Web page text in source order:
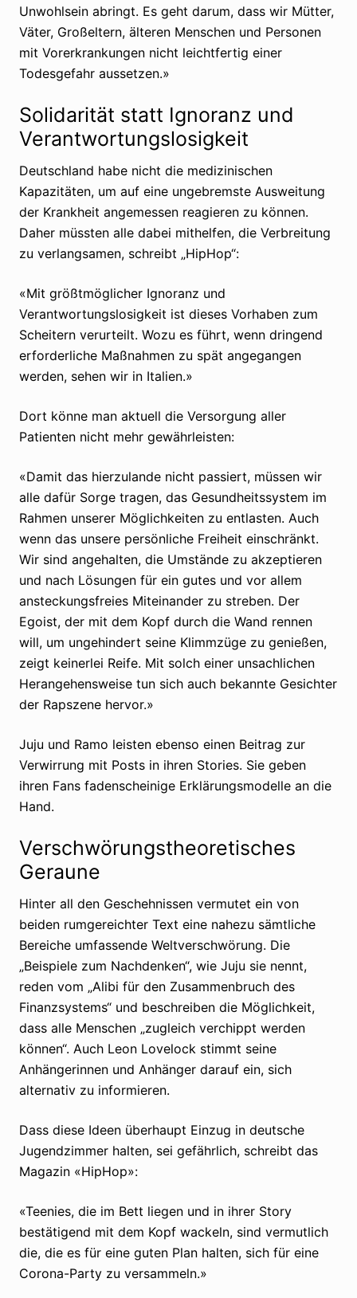
Unwohlsein abringt. Es geht darum, dass wir Mütter,
Väter, Großeltern, älteren Menschen und Personen
mit Vorerkrankungen nicht leichtfertig einer
Todesgefahr aussetzen.»
Solidarität statt Ignoranz und
Verantwortungslosigkeit
Deutschland habe nicht die medizinischen
Kapazitäten, um auf eine ungebremste Ausweitung
der Krankheit angemessen reagieren zu können.
Daher müssten alle dabei mithelfen, die Verbreitung
zu verlangsamen, schreibt „HipHop“:
«Mit größtmöglicher Ignoranz und
Verantwortungslosigkeit ist dieses Vorhaben zum
Scheitern verurteilt. Wozu es führt, wenn dringend
erforderliche Maßnahmen zu spät angegangen
werden, sehen wir in Italien.»
Dort könne man aktuell die Versorgung aller
Patienten nicht mehr gewährleisten:
«Damit das hierzulande nicht passiert, müssen wir
alle dafür Sorge tragen, das Gesundheitssystem im
Rahmen unserer Möglichkeiten zu entlasten. Auch
wenn das unsere persönliche Freiheit einschränkt.
Wir sind angehalten, die Umstände zu akzeptieren
und nach Lösungen für ein gutes und vor allem
ansteckungsfreies Miteinander zu streben. Der
Egoist, der mit dem Kopf durch die Wand rennen
will, um ungehindert seine Klimmzüge zu genießen,
zeigt keinerlei Reife. Mit solch einer unsachlichen
Herangehensweise tun sich auch bekannte Gesichter
der Rapszene hervor.»
Juju und Ramo leisten ebenso einen Beitrag zur
Verwirrung mit Posts in ihren Stories. Sie geben
ihren Fans fadenscheinige Erklärungsmodelle an die
Hand.
Verschwörungstheoretisches
Geraune
Hinter all den Geschehnissen vermutet ein von
beiden rumgereichter Text eine nahezu sämtliche
Bereiche umfassende Weltverschwörung. Die
„Beispiele zum Nachdenken“, wie Juju sie nennt,
reden vom „Alibi für den Zusammenbruch des
Finanzsystems“ und beschreiben die Möglichkeit,
dass alle Menschen „zugleich verchippt werden
können“. Auch Leon Lovelock stimmt seine
Anhängerinnen und Anhänger darauf ein, sich
alternativ zu informieren.
Dass diese Ideen überhaupt Einzug in deutsche
Jugendzimmer halten, sei gefährlich, schreibt das
Magazin «HipHop»:
«Teenies, die im Bett liegen und in ihrer Story
bestätigend mit dem Kopf wackeln, sind vermutlich
die, die es für eine guten Plan halten, sich für eine
Corona-Party zu versammeln.»